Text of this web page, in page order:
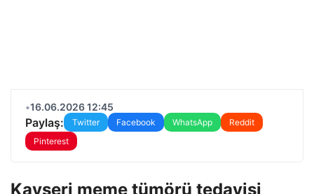
•16.06.2026 12:45
Paylaş: Twitter Facebook WhatsApp
Reddit
Pinterest
Kayseri meme tümörü tedavisi